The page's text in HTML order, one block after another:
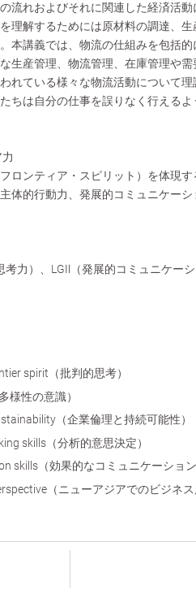
流れおよびそれに関連した経済活
理解するためには原材料の調達、
本講義では、物流の仕組みを包括
生産管理、物流管理、在庫管理や
れている様々な物流活動について
ちは自分の仕事を誤りなく行える
ロンティア・スピリット）を体現す
体的行動力、発展的コミュニケー
考力）、LGⅡ（発展的コミュニケー
spirit（批判的思考）
様性の意識）
（企業倫理と持続可能性）
skills（分析的意思決定）
skills（効果的なコミュニケーション
（ニューアジアでのビジネス